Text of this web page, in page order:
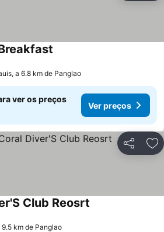
a 6.8 km de Panglao
ver os preços
Ver preços
Partilhar
Club Reosrt
9.5 km de Panglao